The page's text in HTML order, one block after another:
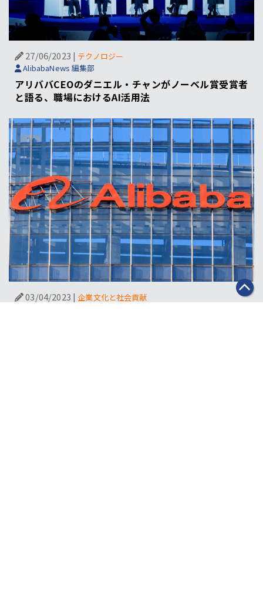
27/06/2023 | テクノロジー
AlibabaNews 編集部
アリババCEOのダニエル・チャンがノーベル賞受賞者
と語る、職場におけるAI活用法
03/04/2023 | 企業文化と社会貢献